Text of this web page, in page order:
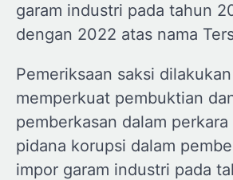
garam industri pada tahun
dengan 2022 atas nama
Pemeriksaan saksi
memperkuat pembuktian
pemberkasan dalam
pidana korupsi dalam
impor garam industri pada